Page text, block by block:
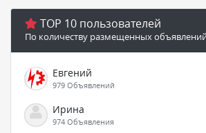
TOP 10 пользователей
По количеству размещенных
Евгений
979 Объявлений
Ирина
974 Объявления